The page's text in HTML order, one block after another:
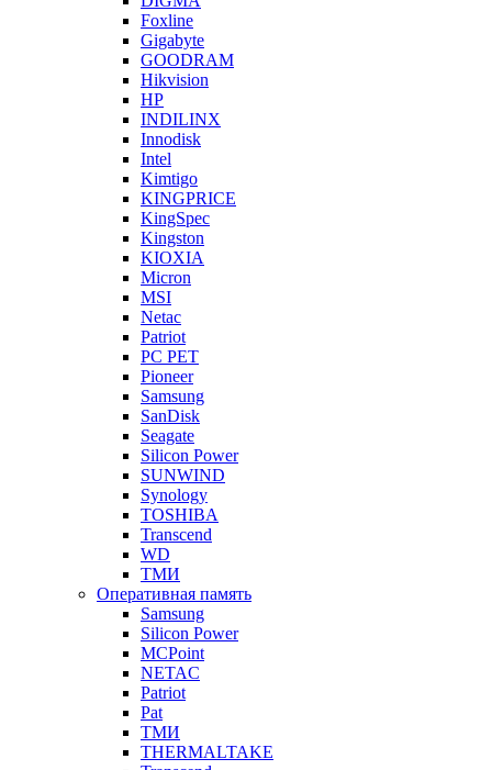
Foxline
Gigabyte
GOODRAM
Hikvision
HP
INDILINX
Innodisk
Intel
Kimtigo
KINGPRICE
KingSpec
Kingston
KIOXIA
Micron
MSI
Netac
Patriot
PC PET
Pioneer
Samsung
SanDisk
Seagate
Silicon Power
SUNWIND
Synology
TOSHIBA
Transcend
WD
ТМИ
Оперативная память
Samsung
Silicon Power
MCPoint
NETAC
Patriot
Pat
ТМИ
THERMALTAKE